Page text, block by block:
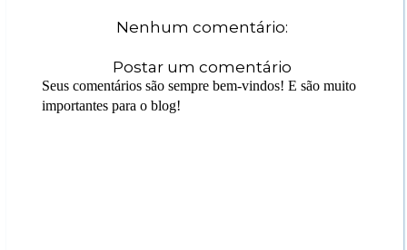
Nenhum comentário:
Postar um comentário
Seus comentários são sempre bem-vindos! E são muito
importantes para o blog!